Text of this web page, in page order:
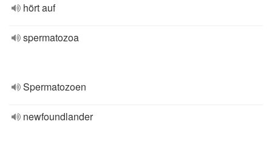
hört auf
spermatozoa
Spermatozoen
newfoundlander